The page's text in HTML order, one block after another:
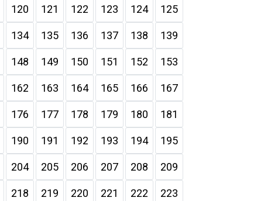
120 121 122 123 124 125
134 135 136 137 138 139
148 149 150 151 152 153
162 163 164 165 166 167
176 177 178 179 180 181
190 191 192 193 194 195
204 205 206 207 208 209
218 219 220 221 222 223